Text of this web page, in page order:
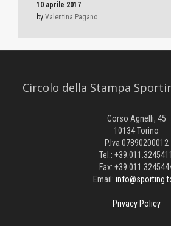
10 aprile 2017
by Valentina Pagano
Circolo della Stampa
Corso Agnelli, 45
10134 Torino
P.Iva 07890200012
Tel.: +39.011.3245411
Fax:
Email:
Privacy Policy